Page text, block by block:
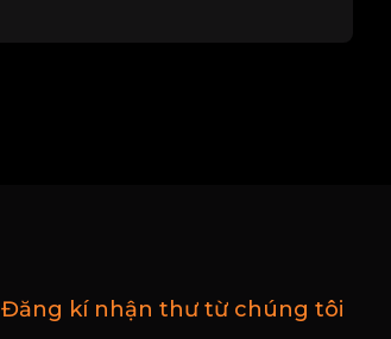
Đăng kí nhận thư từ chúng tôi